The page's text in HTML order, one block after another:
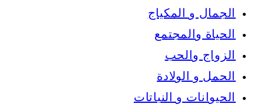
الجمال و المكياج
الحياة والمجتمع
الزواج والحب
الحمل و الولادة
الحيوانات و النباتات